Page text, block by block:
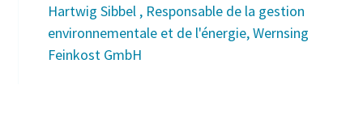
Hartwig Sibbel , Responsable de la gestion
environnementale et de l'énergie, Wernsing
Feinkost GmbH